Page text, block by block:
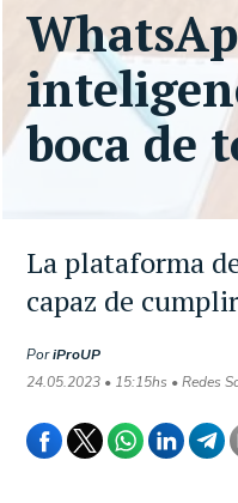
La plataforma
capaz de
PoriProUP
24.05.2023 • 15:15hs • Redes
boca de